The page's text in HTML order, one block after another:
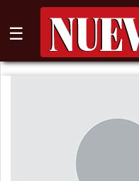
☰
⌕